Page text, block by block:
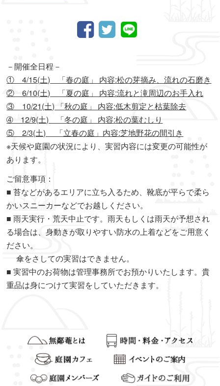
－開催全日程－
① 4/15(土) 「春の庭」 内容:松の芽摘み、流れの石磨き
② 6/10(土) 「夏の庭」 内容:流れと滝周辺のお手入れ
③ 10/21(土) 「秋の庭」 内容:低木剪定と枯葉除去
➃ 12/9(土) 「冬の庭」 内容:松の葉むしり
⑤ 2/3(土) 「立春の庭」内容:芝地野花の間引き
※天候や庭園の状況により、実習内容には変更の可能性が
あります。
ご留意事項：
■ 苔などがあるエリアに立ち入るため、靴底が平らで柔ら
かいスニーカーなどでお越しください。
■ 雨天実行・荒天中止です。雨天もしくは雨天が予想され
る場合は、身動きが取りやすい防水の上着などをご用意く
ださい。
傘をさしての実習はできません。
■ 実習中のお荷物は管理事務所でお預かりいたします。貴
重品は身につけて実習をしていただきます。